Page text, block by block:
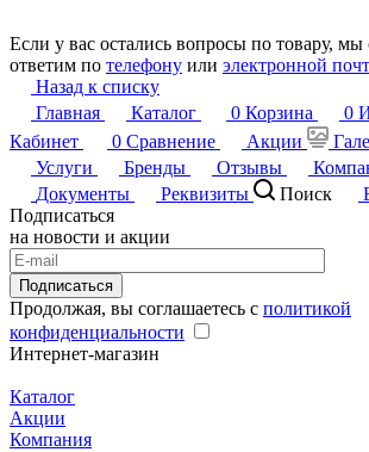
Если у вас остались вопросы по товару, мы
ответим по телефону или электронной
Назад к списку
Главная
Каталог 0 Корзина 0
Кабинет
0 Сравнение Акции
Услуги
Бренды Отзывы
Документы
Реквизиты Поиск
Подписаться
на новости и акции
Подписаться
Продолжая, вы соглашаетесь с политикой
конфиденциальности
Интернет-магазин
Каталог
Акции
Компания